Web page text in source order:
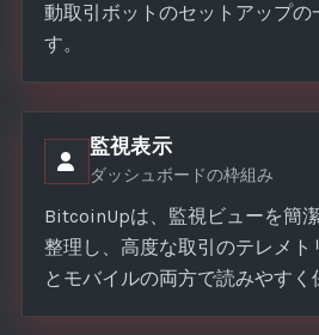
動取引ボットのセットアップの
す。
監視表示
ダッシュボードの枠組み
BitcoinUpは、監視ビューを簡
整理し、高度な取引のテレメ
とモバイルの両方で読みやすく